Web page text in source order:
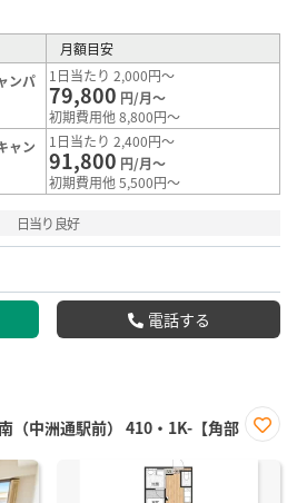
月額目安
ンパ
1日当たり 2,000円～
79,800 円/月～
初期費用他 8,800円～
ャン
1日当たり 2,400円～
91,800 円/月～
初期費用他 5,500円～
日当り良好
電話する
（中洲通駅前） 410・1K-【角部
に入